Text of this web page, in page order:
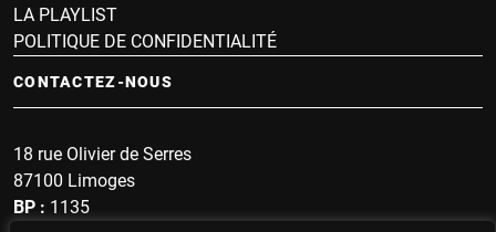
LA PLAYLIST
POLITIQUE DE CONFIDENTIALITÉ
CONTACTEZ-NOUS
18 rue Olivier de Serres
87100 Limoges
BP : 1135